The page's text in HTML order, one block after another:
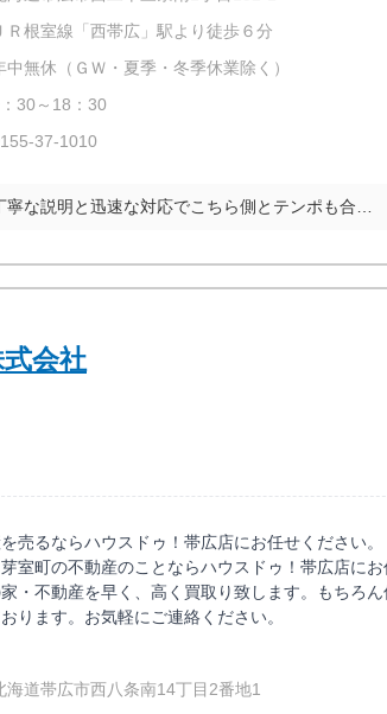
ＪＲ根室線「西帯広」駅より徒歩６分
中無休（ＧＷ・夏季・冬季休業除く）
30～18：30
37-1010
会社
売るならハウスドゥ！帯広店にお任せください
室町の不動産のことならハウスドゥ！帯広店にお
・不動産を早く、高く買取り致します。もちろ
ります。お気軽にご連絡ください。
海道帯広市西八条南14丁目2番地1